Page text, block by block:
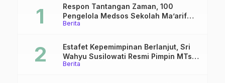
Berita
Respon Tantangan Zaman, 100
Pengelola Medsos Sekolah Ma’arif
Pekalongan Ikuti Pelatihan Literasi
Berita
Estafet Kepemimpinan Berlanjut, Sri
Wahyu Susilowati Resmi Pimpin MTs
Ma’arif Sapuran